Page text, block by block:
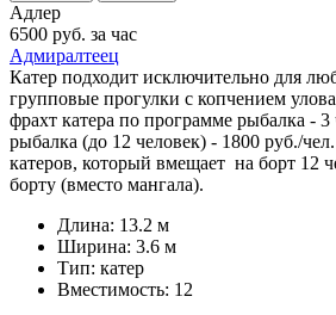
Адлер
6500 руб. за час
Адмиралтеец
Катер подходит исключительно для
групповые прогулки с копчением
фрахт катера по программе рыбалка - 3
рыбалка (до 12 человек) - 1800 руб./
катеров, который вмещает на борт 12
борту (вместо мангала).
Длина: 13.2 м
Ширина: 3.6 м
Тип: катер
Вместимость: 12